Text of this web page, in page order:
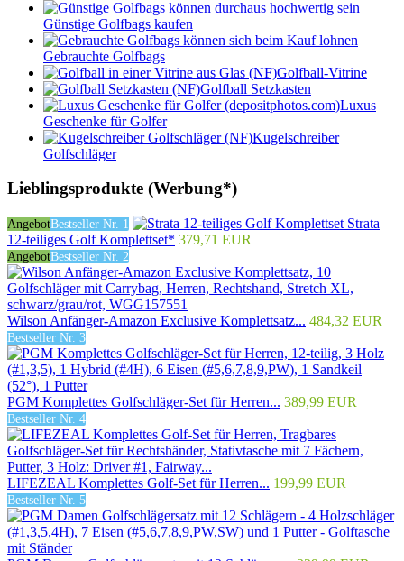
Günstige Golfbags kaufen
Gebrauchte Golfbags
Golfball-Vitrine
Golfball Setzkasten
Luxus
Geschenke für Golfer
Kugelschreiber
Golfschläger
Lieblingsprodukte (Werbung*)
AngebotBestseller Nr. 1
Strata
12-teiliges Golf Komplettset* 379,71 EUR
AngebotBestseller Nr. 2
Wilson Anfänger-Amazon Exclusive Komplettsatz... 484,32 EUR
Bestseller Nr. 3
PGM Komplettes Golfschläger-Set für Herren... 389,99 EUR
Bestseller Nr. 4
LIFEZEAL Komplettes Golf-Set für Herren... 199,99 EUR
Bestseller Nr. 5